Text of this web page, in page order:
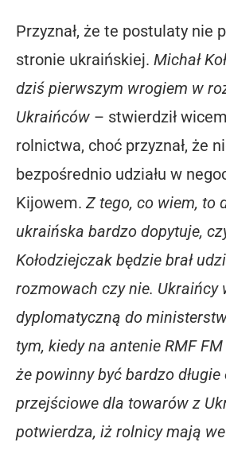
Przyznał, że te postulaty nie
stronie ukraińskiej. Michał
dziś pierwszym wrogiem w
Ukraińców – stwierdził
rolnictwa, choć przyznał, że
bezpośrednio udziału w
Kijowem. Z tego, co wiem, to
ukraińska bardzo dopytuje,
Kołodziejczak będzie brał
rozmowach czy nie. Ukraińcy
dyplomatyczną do
tym, kiedy na antenie RMF
że powinny być bardzo długie
przejściowe dla towarów z
potwierdza, iż rolnicy mają